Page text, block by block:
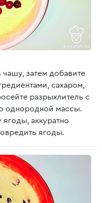
затем добавите
сахаром,
разрыхлитель с
однородной массы.
аккуратно
ягоды.